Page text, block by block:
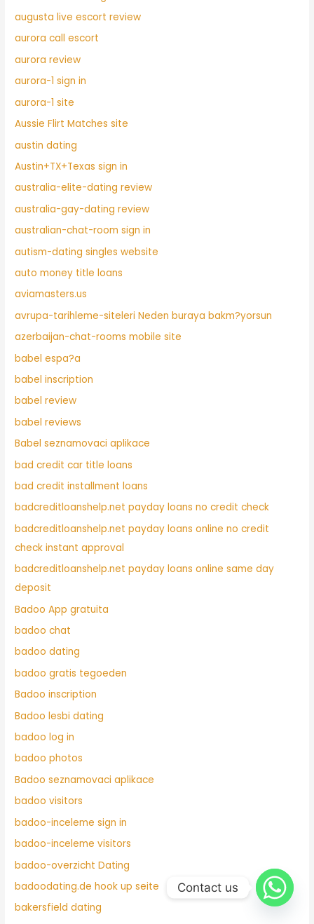
augusta live escort review
aurora call escort
aurora review
aurora-1 sign in
aurora-1 site
Aussie Flirt Matches site
austin dating
Austin+TX+Texas sign in
australia-elite-dating review
australia-gay-dating review
australian-chat-room sign in
autism-dating singles website
auto money title loans
aviamasters.us
avrupa-tarihleme-siteleri Neden buraya bakm?yorsun
azerbaijan-chat-rooms mobile site
babel espa?a
babel inscription
babel review
babel reviews
Babel seznamovaci aplikace
bad credit car title loans
bad credit installment loans
badcreditloanshelp.net payday loans no credit check
badcreditloanshelp.net payday loans online no credit
check instant approval
badcreditloanshelp.net payday loans online same day
deposit
Badoo App gratuita
badoo chat
badoo dating
badoo gratis tegoeden
Badoo inscription
Badoo lesbi dating
badoo log in
badoo photos
Badoo seznamovaci aplikace
badoo visitors
badoo-inceleme sign in
badoo-inceleme visitors
badoo-overzicht Dating
badoodating.de hook up seite
bakersfield dating
Contact us